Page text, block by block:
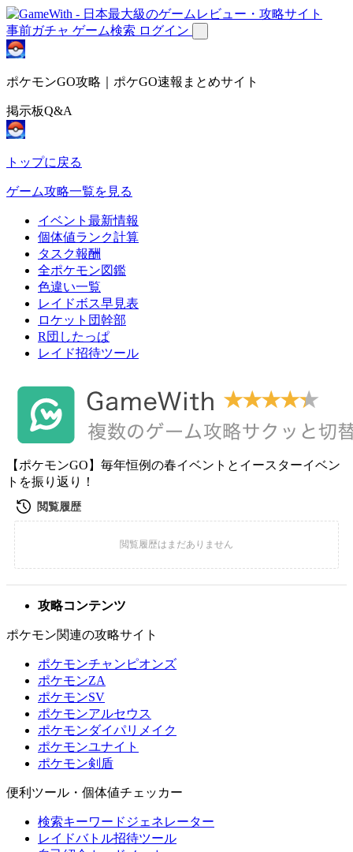
事前ガチャ ゲーム検索 ログイン
ポケモンGO攻略｜ポケGO速報まとめサイト
掲示板Q&A
トップに戻る
ゲーム攻略一覧を見る
イベント最新情報
個体値ランク計算
タスク報酬
全ポケモン図鑑
色違い一覧
レイドボス早見表
ロケット団幹部
R団したっぱ
レイド招待ツール
【ポケモンGO】毎年恒例の春イベントとイースターイベン
トを振り返り！
攻略コンテンツ
ポケモン関連の攻略サイト
ポケモンチャンピオンズ
ポケモンZA
ポケモンSV
ポケモンアルセウス
ポケモンダイパリメイク
ポケモンユナイト
ポケモン剣盾
便利ツール・個体値チェッカー
検索キーワードジェネレーター
レイドバトル招待ツール